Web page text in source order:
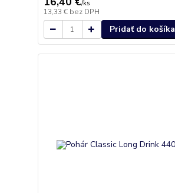
/ks
13,33 € bez DPH
Pridať do košíka